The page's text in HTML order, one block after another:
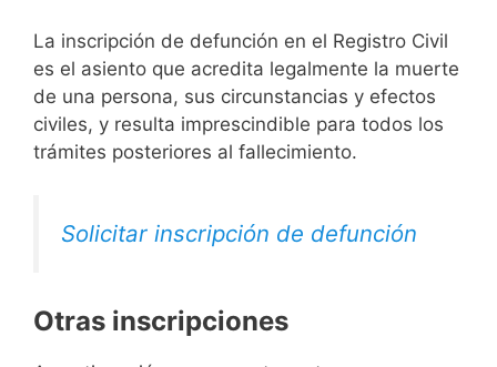
La inscripción de defunción en el Registro Civil
es el asiento que acredita legalmente la muerte
de una persona, sus circunstancias y efectos
civiles, y resulta imprescindible para todos los
trámites posteriores al fallecimiento.
Solicitar inscripción de defunción
Otras inscripciones